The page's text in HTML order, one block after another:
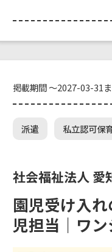
掲載期間 ～2027-03-31
派遣 私立認可保
社会福祉法人
園児受け入
児担当｜ワ